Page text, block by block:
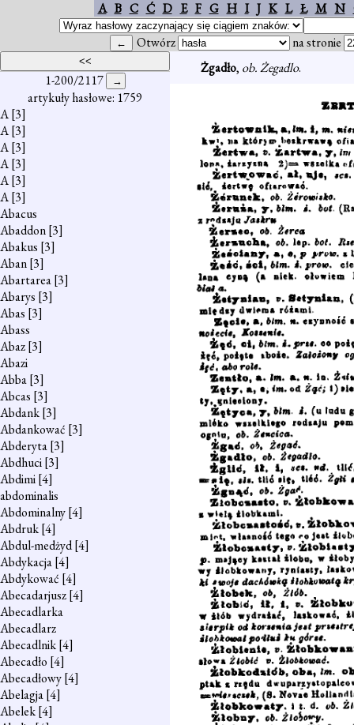
A B C Ć D E F G H I J K L Ł M N
Otwórz na stronie
1-200/2117
artykuły hasłowe: 1759
A[3]
A[3]
A[3]
A[3]
A[3]
A[3]
Abacus
Abaddon[3]
Abakus [3]
Aban[3]
Abartarea[3]
Abarys [3]
Abas [3]
Abass
Abaz[3]
Abazi
Abba[3]
Abcas [3]
Abdank[3]
Abdankować [3]
Abderyta[3]
Abdhuci[3]
Abdimi[4]
abdominalis
Abdominalny[4]
Abdruk[4]
Abdul-medżyd[4]
Abdykacja[4]
Abdykować [4]
Abecadarjusz[4]
Abecadlarka
Abecadlarz
Abecadlnik[4]
Abecadło [4]
Abecadłowy[4]
Abelagja[4]
Abelek[4]
Żgadło, ob. Żegadlo.